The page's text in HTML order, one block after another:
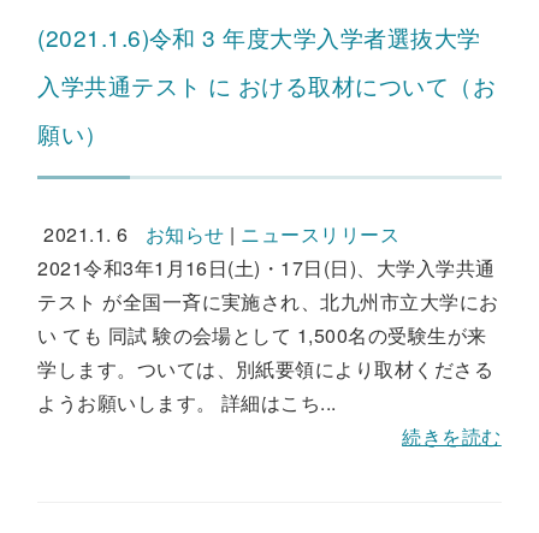
(2021.1.6)令和 3 年度大学入学者選抜大学
入学共通テスト に おける取材について（お
願い）
2021.1. 6 お知らせ | ニュースリリース
2021令和3年1月16日(土)・17日(日)、大学入学共通
テスト が全国一斉に実施され、北九州市立大学にお
い ても 同試 験の会場として 1,500名の受験生が来
学します。ついては、別紙要領により取材くださる
ようお願いします。 詳細はこち...
続きを読む